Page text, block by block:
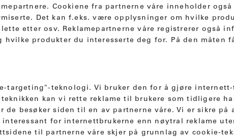
Cookiene fra partnerne våre inneholder
Det kan f.eks. være opplysninger om hvilke
etter osv. Reklamepartnerne våre registrerer også
produkter du interesserte deg for. På den måten
targeting"-teknologi. Vi bruker den for å gjøre
kan vi rette reklame til brukere som tidligere
besøker siden til en av partnerne våre. Vi er sikre på
interessant for internettbrukerne enn nøytral reklame
til partnerne våre skjer på grunnlag av cookie-